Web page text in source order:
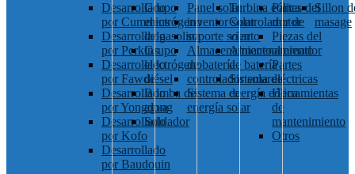
Desarrollado
por Cummins
Desarrollado
por Perkins
Desarrollado
por Fawde
Desarrollado
por Yongdong
Desarrollado
por Kofo
Desarrollado
por Baudouin
Grupo
electrógeno
de gasolina
Grupo
electrógeno
diésel
Bomba de
agua
Soldador
Panel solar
inventor solar
soporte solar
Almacenamiento
de batería
controlador solar
Sistema de
energía solar
Turbina eólica
Controlador de
viento
Almacenamiento
de batería
Sistema de
energía eólica
Partes del
motor
Piezas del
alternador
Partes
eléctricas
Herramientas
de
mantenimiento
Otros
Sillon
masage